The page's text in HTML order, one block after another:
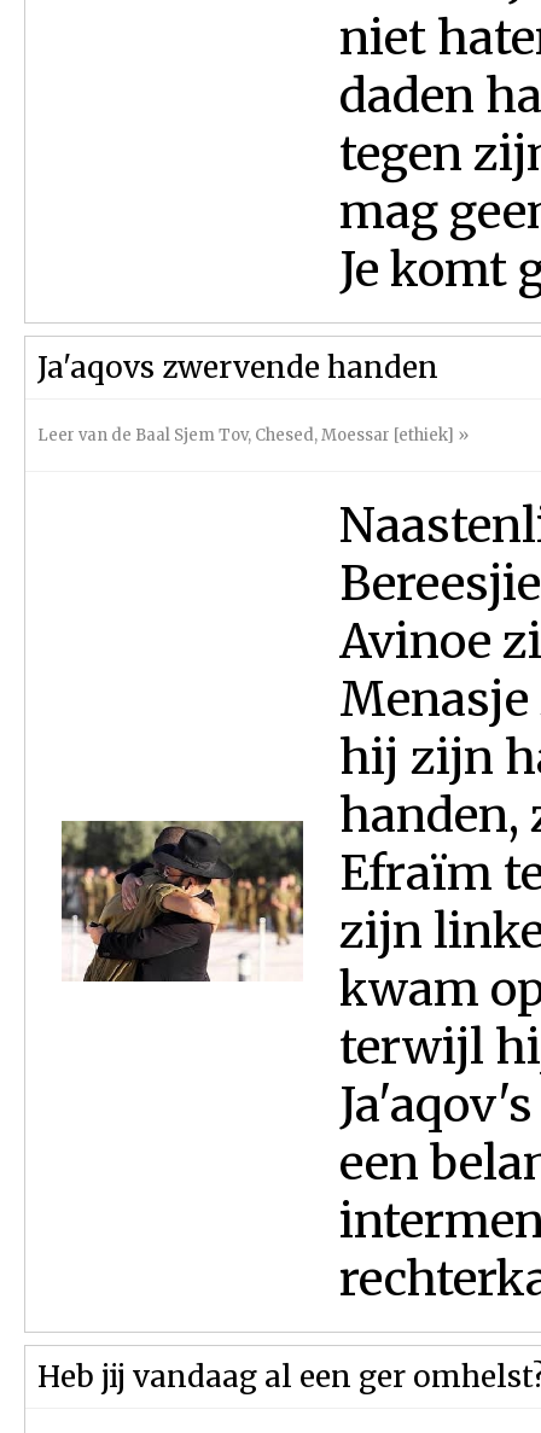
niet
daden
tegen
mag
Je komt
Ja'aqovs zwervende handen
Leer van de Baal Sjem Tov, Chesed,Moessar [ethiek] »
Avinoe
Menasje
hij zijn
handen,
Efraïm
zijn
kwam
terwijl
een
Heb jij vandaag al een ger